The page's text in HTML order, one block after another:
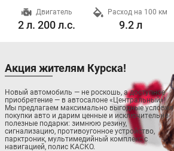
Двигатель
2 л. 200 л.с.
Расход на 100 км
9.2 л
Акция жителям Курска!
Новый автомобиль — не роскошь, а доступное
приобретение — в автосалоне «Центральный»!
Мы предлагаем максимально выгодные условия
покупки авто и дарим ценные и исключительно
полезные подарки: зимнюю резину,
сигнализацию, противоугонное устройство,
парктроник, мультимедийный комплекс с
навигацией, полис КАСКО.